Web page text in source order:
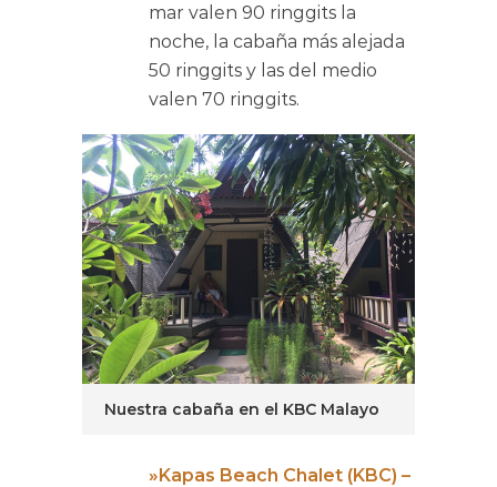
mar valen 90 ringgits la
noche, la cabaña más alejada
50 ringgits y las del medio
valen 70 ringgits.
Nuestra cabaña en el KBC Malayo
»Kapas Beach Chalet (KBC) –